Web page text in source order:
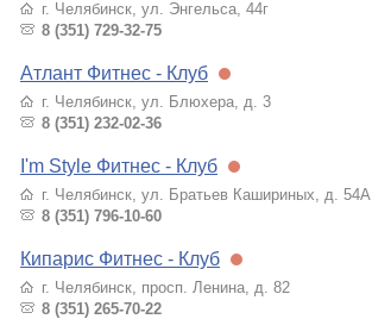
г. Челябинск, ул. Энгельса, 44г
8 (351) 729-32-75
Атлант Фитнес - Клуб
г. Челябинск, ул. Блюхера, д. 3
8 (351) 232-02-36
I'm Style Фитнес - Клуб
г. Челябинск, ул. Братьев Кашириных, д. 54А
8 (351) 796-10-60
Кипарис Фитнес - Клуб
г. Челябинск, просп. Ленина, д. 82
8 (351) 265-70-22